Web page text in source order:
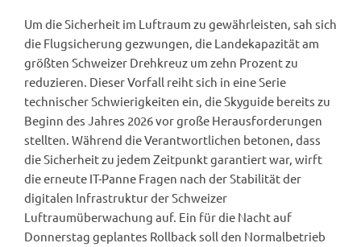
Um die Sicherheit im Luftraum zu gewährleisten, sah sich
die Flugsicherung gezwungen, die Landekapazität am
größten Schweizer Drehkreuz um zehn Prozent zu
reduzieren. Dieser Vorfall reiht sich in eine Serie
technischer Schwierigkeiten ein, die Skyguide bereits zu
Beginn des Jahres 2026 vor große Herausforderungen
stellten. Während die Verantwortlichen betonen, dass
die Sicherheit zu jedem Zeitpunkt garantiert war, wirft
die erneute IT-Panne Fragen nach der Stabilität der
digitalen Infrastruktur der Schweizer
Luftraumüberwachung auf. Ein für die Nacht auf
Donnerstag geplantes Rollback soll den Normalbetrieb